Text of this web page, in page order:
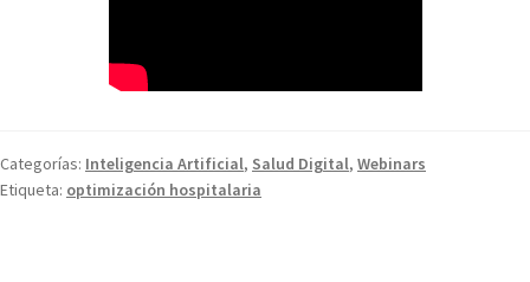
Categorías: Inteligencia Artificial, Salud Digital, Webinars
Etiqueta: optimización hospitalaria